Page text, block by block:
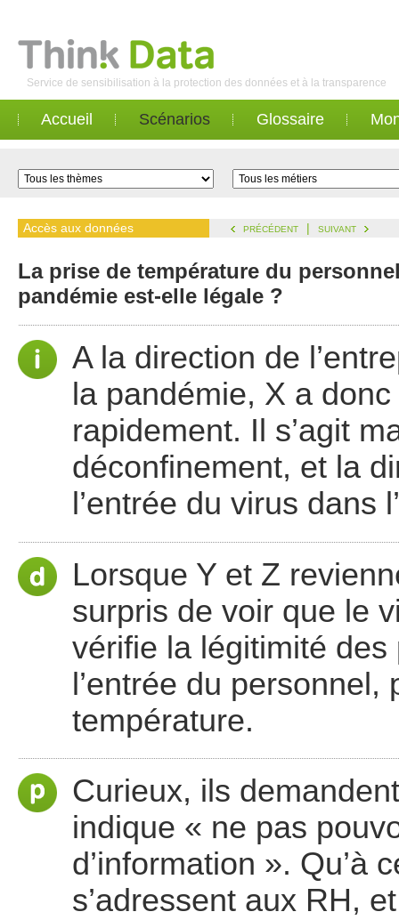
Service de sensibilisation à la protection des données et à la transparence
Accueil Scénarios Glossaire
Accès aux données PRÉCÉDENT | SUIVANT
La prise de température du
pandémie est-elle légale ?
A la direction de
la pandémie, X a
rapidement. Il s’agit
déconfinement, et la
l’entrée du virus dans
Lorsque Y et Z
surpris de voir que le
vérifie la légitimité
l’entrée du
température.
Curieux, ils
indique « ne pas
d’information ». Qu’à
s’adressent aux RH,